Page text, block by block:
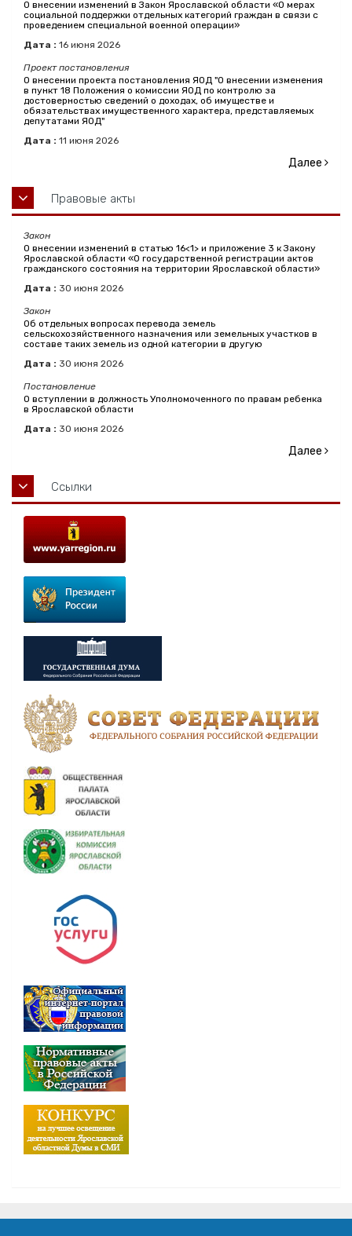
О внесении изменений в Закон Ярославской области «О мерах
социальной поддержки отдельных категорий граждан в связи с
проведением специальной военной операции»
Дата : 16 июня 2026
Проект постановления
О внесении проекта постановления ЯОД "О внесении изменения
в пункт 18 Положения о комиссии ЯОД по контролю за
достоверностью сведений о доходах, об имуществе и
обязательствах имущественного характера, представляемых
депутатами ЯОД"
Дата : 11 июня 2026
Далее
Правовые акты
Закон
О внесении изменений в статью 16<1> и приложение 3 к Закону
Ярославской области «О государственной регистрации актов
гражданского состояния на территории Ярославской области»
Дата : 30 июня 2026
Закон
Об отдельных вопросах перевода земель
сельскохозяйственного назначения или земельных участков в
составе таких земель из одной категории в другую
Дата : 30 июня 2026
Постановление
О вступлении в должность Уполномоченного по правам ребенка
в Ярославской области
Дата : 30 июня 2026
Далее
Ссылки